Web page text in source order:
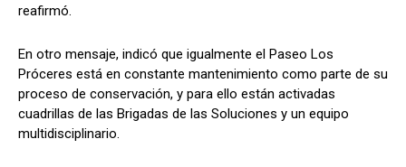
reafirmó.
En otro mensaje, indicó que igualmente el Paseo Los
Próceres está en constante mantenimiento como parte de su
proceso de conservación, y para ello están activadas
cuadrillas de las Brigadas de las Soluciones y un equipo
multidisciplinario.